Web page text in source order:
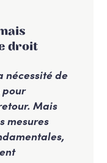
droit
nécessité de
pour
Mais
mesures